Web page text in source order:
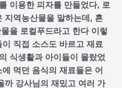
이용한 피자를 만들었다, 로
지역농산물을 말하는데, 흔
을 로컬푸드라고 한다 이렇
직접 소스도 바르고 재료
식생활과 아이들이 몰랐었
먹던 음식의 재료들은 어
까 강사님의 재밌고 여러 가